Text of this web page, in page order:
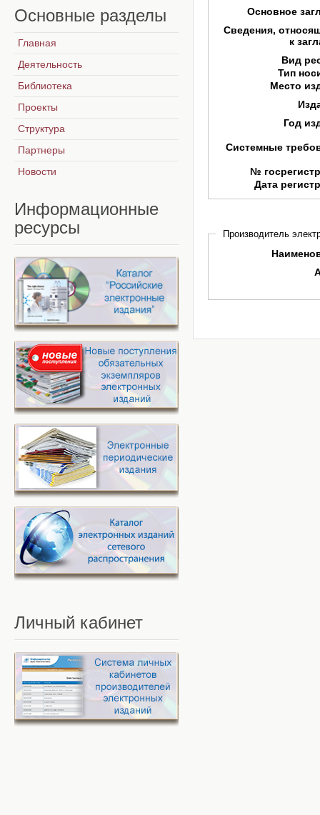
Основное
Сведения,
к
Вид
Тип
Место
Год
Системные
№
Дата
Производитель
Основные разделы
Главная
Деятельность
Библиотека
Проекты
Структура
Партнеры
Новости
Информационные
ресурсы
Личный кабинет